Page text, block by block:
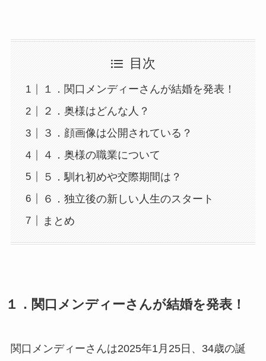
目次
１．関口メンディーさんが結婚を発表！
２．奥様はどんな人？
３．顔画像は公開されている？
４．奥様の職業について
５．馴れ初めや交際期間は？
６．独立後の新しい人生のスタート
まとめ
１．関口メンディーさんが結婚を発表！
関口メンディーさんは2025年1月25日、34歳の誕